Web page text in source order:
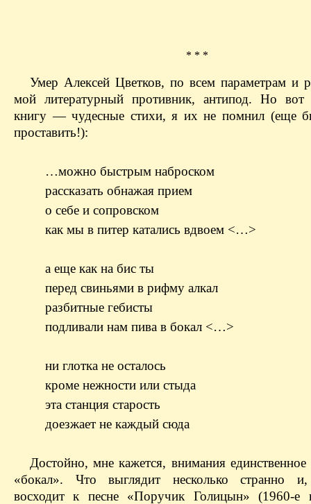
* * *
Умер Алексей Цветков, по всем параметрам и
мой литературный противник, антипод. Но вот
книгу — чудесные стихи, я их не помнил (еще
проставить!):
…можно быстрым наброском
рассказать обнажая прием
о себе и сопровском
как мы в питер катались вдвоем <…>
а еще как на бис ты
перед свиньями в рифму алкал
разбитные гебисты
подливали нам пива в бокал <…>
ни глотка не осталось
кроме нежности или стыда
эта станция старость
доезжает не каждый сюда
Достойно, мне кажется, внимания единственное
«бокал». Что выглядит несколько странно
восходит к песне «Поручик Голицын» (1960-е